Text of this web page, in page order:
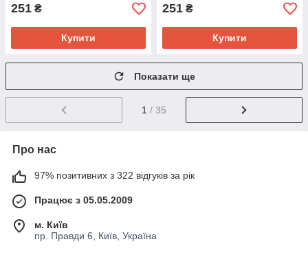
251 ₴
Купити
251 ₴
Купити
Показати ще
1 / 35
Про нас
97% позитивних з 322 відгуків за рік
Працює з 05.05.2009
м. Київ
пр. Правди 6, Київ, Україна